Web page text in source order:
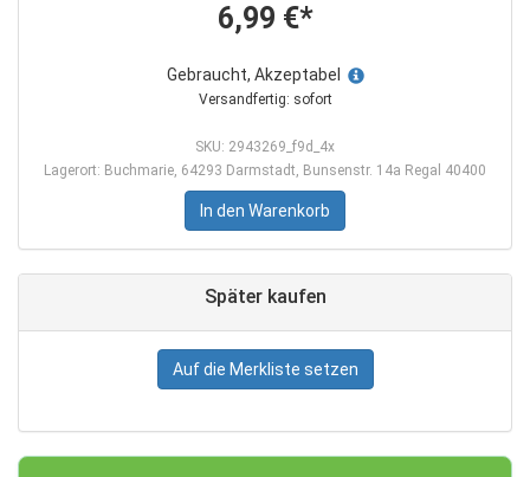
6,99 €*
Gebraucht, Akzeptabel
Versandfertig: sofort
SKU: 2943269_f9d_4x
Lagerort: Buchmarie, 64293 Darmstadt, Bunsenstr. 14a Regal 40400
In den Warenkorb
Später kaufen
Auf die Merkliste setzen